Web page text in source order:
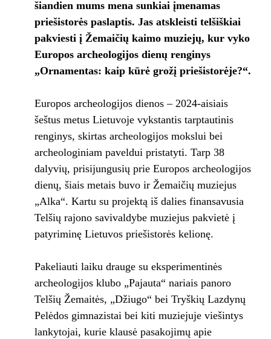
šiandien mums mena sunkiai įmenamas
priešistorės paslaptis. Jas atskleisti telšiškiai
pakviesti į Žemaičių kaimo muziejų, kur vyko
Europos archeologijos dienų renginys
„Ornamentas: kaip kūrė grožį priešistorėje?“.
Europos archeologijos dienos – 2024-aisiais
šeštus metus Lietuvoje vykstantis tarptautinis
renginys, skirtas archeologijos mokslui bei
archeologiniam paveldui pristatyti. Tarp 38
dalyvių, prisijungusių prie Europos archeologijos
dienų, šiais metais buvo ir Žemaičių muziejus
„Alka“. Kartu su projektą iš dalies finansavusia
Telšių rajono savivaldybe muziejus pakvietė į
patyriminę Lietuvos priešistorės kelionę.
Pakeliauti laiku drauge su eksperimentinės
archeologijos klubo „Pajauta“ nariais panoro
Telšių Žemaitės, „Džiugo“ bei Tryškių Lazdynų
Pelėdos gimnazistai bei kiti muziejuje viešintys
lankytojai, kurie klausė pasakojimų apie